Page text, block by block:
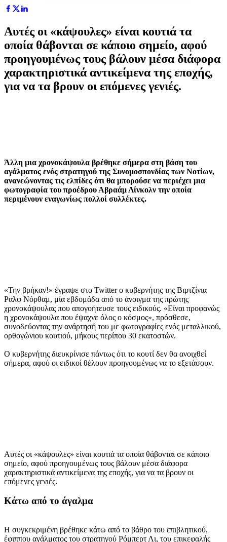
Αυτές οι «κάψουλες» είναι κουτιά τα
οποία θάβονται σε κάποιο σημείο, αφού
προηγουμένως τους βάλουν μέσα διάφορα
χαρακτηριστικά αντικείμενα της εποχής,
για να τα βρουν οι επόμενες γενιές.
Άλλη μια χρονοκάψουλα βρέθηκε σήμερα στη βάση του
αγάλματος ενός στρατηγού της Συνομοσπονδίας των Νοτίων,
ανανεώνοντας τις ελπίδες ότι θα μπορούσε να περιέχει μια
φωτογραφία του προέδρου Αβραάμ Λίνκολν την οποία
περιμένουν εναγωνίως πολλοί συλλέκτες.
«Την βρήκαν!» έγραψε στο Twitter ο κυβερνήτης της Βιρτζίνια
Ραλφ Νόρθαμ, μία εβδομάδα από το άνοιγμα της πρώτης
χρονοκάψουλας που απογοήτευσε τους ειδικούς. «Είναι προφανώς
η χρονοκάψουλα που έψαχνε όλος ο κόσμος», πρόσθεσε,
συνοδεύοντας την ανάρτησή του με φωτογραφίες ενός μεταλλικού,
ορθογώνιου κουτιού, μήκους περίπου 30 εκατοστών.
Ο κυβερνήτης διευκρίνισε πάντως ότι το κουτί δεν θα ανοιχθεί
σήμερα, αφού οι ειδικοί θέλουν προηγουμένως να το εξετάσουν.
Αυτές οι «κάψουλες» είναι κουτιά τα οποία θάβονται σε κάποιο
σημείο, αφού προηγουμένως τους βάλουν μέσα διάφορα
χαρακτηριστικά αντικείμενα της εποχής, για να τα βρουν οι
επόμενες γενιές.
Κάτω από το άγαλμα
Η συγκεκριμένη βρέθηκε κάτω από το βάθρο του επιβλητικού,
έφιππου αγάλματος του στρατηγού Ρόμπερτ Λι, του επικεφαλής